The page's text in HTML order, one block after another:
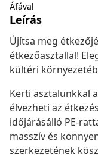
Áfával
Leírás
Újítsa meg
étkezőasztallal!
kültéri
Kerti asztalunkkal
élvezheti az
időjárásálló PE-
masszív és
szerkezetének